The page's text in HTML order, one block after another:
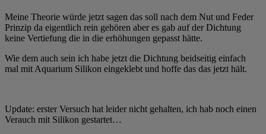
Meine Theorie würde jetzt sagen das soll nach dem Nut und Feder
Prinzip da eigentlich rein gehören aber es gab auf der Dichtung
keine Vertiefung die in die erhöhungen gepasst hätte.
Wie dem auch sein ich habe jetzt die Dichtung beidseitig einfach
mal mit Aquarium Silikon eingeklebt und hoffe das das jetzt hält.
Update: erster Versuch hat leider nicht gehalten, ich hab noch einen
Verauch mit Silikon gestartet…